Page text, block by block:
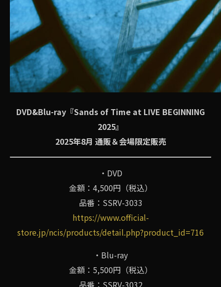
DVD&Blu-ray『Sands of Time at LIVE BEGINNING
2025』
2025年8月 通販＆会場限定販売
・DVD
金額：4,500円（税込）
品番：SSRV-3033
https://www.official-
store.jp/ncis/products/detail.php?product_id=716
・Blu-ray
金額：5,500円（税込）